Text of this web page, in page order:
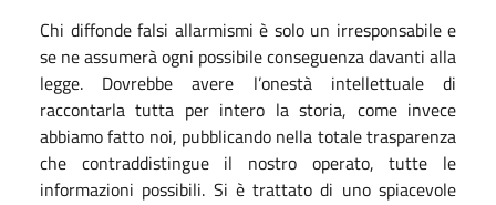
Chi diffonde falsi allarmismi è solo un irresponsabile e
se ne assumerà ogni possibile conseguenza davanti alla
legge. Dovrebbe avere l’onestà intellettuale di
raccontarla tutta per intero la storia, come invece
abbiamo fatto noi, pubblicando nella totale trasparenza
che contraddistingue il nostro operato, tutte le
informazioni possibili. Si è trattato di uno spiacevole